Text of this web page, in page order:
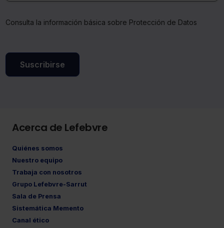
Consulta la información básica sobre Protección de Datos
Suscribirse
Acerca de Lefebvre
Quiénes somos
Nuestro equipo
Trabaja con nosotros
Grupo Lefebvre-Sarrut
Sala de Prensa
Sistemática Memento
Canal ético